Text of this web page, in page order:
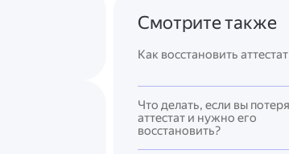
Смотрите также
Как восстановить аттестат
Что делать, если вы потеряли
аттестат и нужно его
восстановить?